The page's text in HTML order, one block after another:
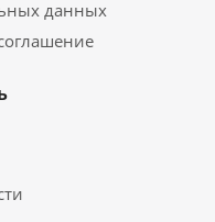
данных